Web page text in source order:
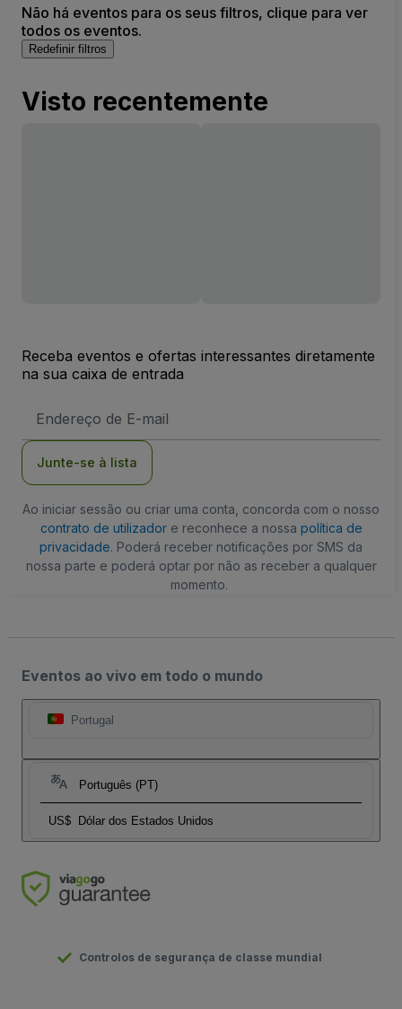
Não há eventos para os seus filtros, clique para ver
todos os eventos.
Redefinir filtros
Visto recentemente
Receba eventos e ofertas interessantes diretamente
na sua caixa de entrada
de
Junte-se à lista
Ao iniciar sessão ou criar uma conta, concorda com o nosso
contrato de utilizadore reconhece a nossa política de
privacidade. Poderá receber notificações por SMS da
nossa parte e poderá optar por não as receber a qualquer
momento.
Eventos ao vivo em todo o mundo
Portugal
Português (PT)
US$ Dólar dos Estados Unidos
Controlos de segurança de classe mundial